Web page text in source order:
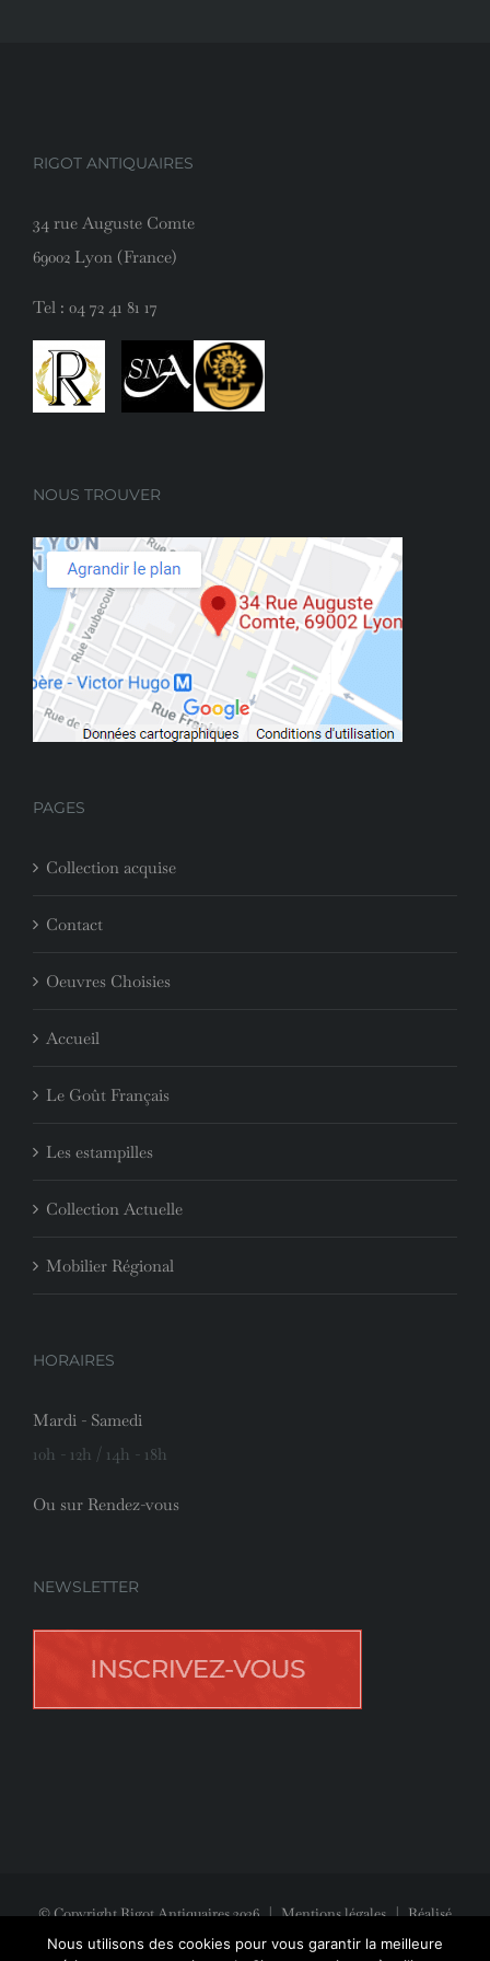
RIGOT ANTIQUAIRES
34 rue Auguste Comte
69002 Lyon (France)
Tel : 04 72 41 81 17
NOUS TROUVER
PAGES
Collection acquise
Contact
Oeuvres Choisies
Accueil
Le Goût Français
Les estampilles
Collection Actuelle
Mobilier Régional
HORAIRES
Mardi - Samedi
10h - 12h / 14h - 18h
Ou sur Rendez-vous
NEWSLETTER
© Copyright Rigot Antiquaires2026|Mentions légales| Réalisé
avec la participation deJeff Concept
Nous utilisons des cookies pour vous garantir la meilleure